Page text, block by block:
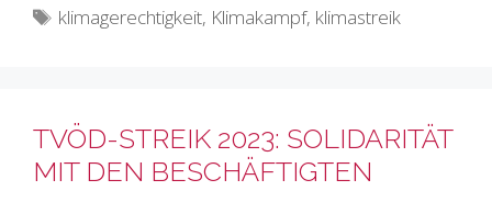
Schlagwörter
klimagerechtigkeit, Klimakampf, klimastreik
TVÖD-STREIK 2023: SOLIDARITÄT
MIT DEN BESCHÄFTIGTEN